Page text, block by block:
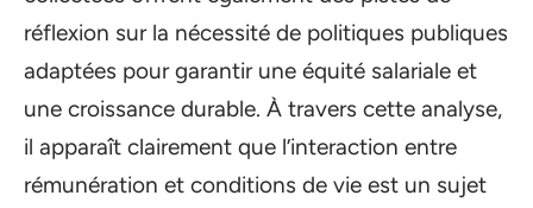
réflexion sur la nécessité de politiques publiques
adaptées pour garantir une équité salariale et
une croissance durable. À travers cette analyse,
il apparaît clairement que l’interaction entre
rémunération et conditions de vie est un sujet